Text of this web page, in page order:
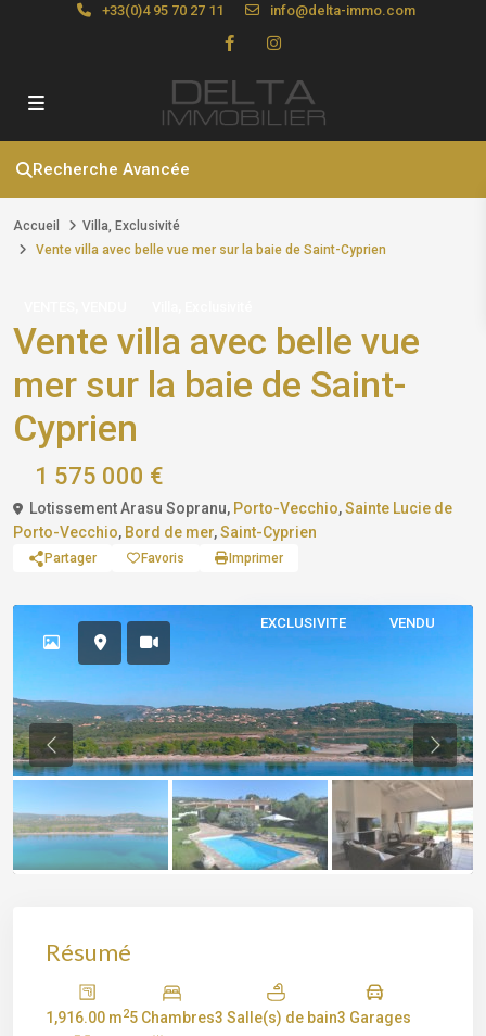
+33(0)4 95 70 27 11 info@delta-immo.com
Recherche Avancée
Accueil Villa, Exclusivité
Vente villa avec belle vue mer sur la baie de Saint-Cyprien
Vente villa avec belle vue
mer sur la baie de Saint-
Cyprien
1 575 000 €
Lotissement Arasu Sopranu, Porto-Vecchio,Sainte Lucie de
Porto-Vecchio, Bord de mer,Saint-Cyprien
Partager Favoris Imprimer
EXCLUSIVITE VENDU
Previous
Résumé
1,916.00 m25 Chambres3 Salle(s) de bain3 Garages